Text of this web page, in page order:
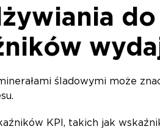
śladowymi może
KPI, takich jak